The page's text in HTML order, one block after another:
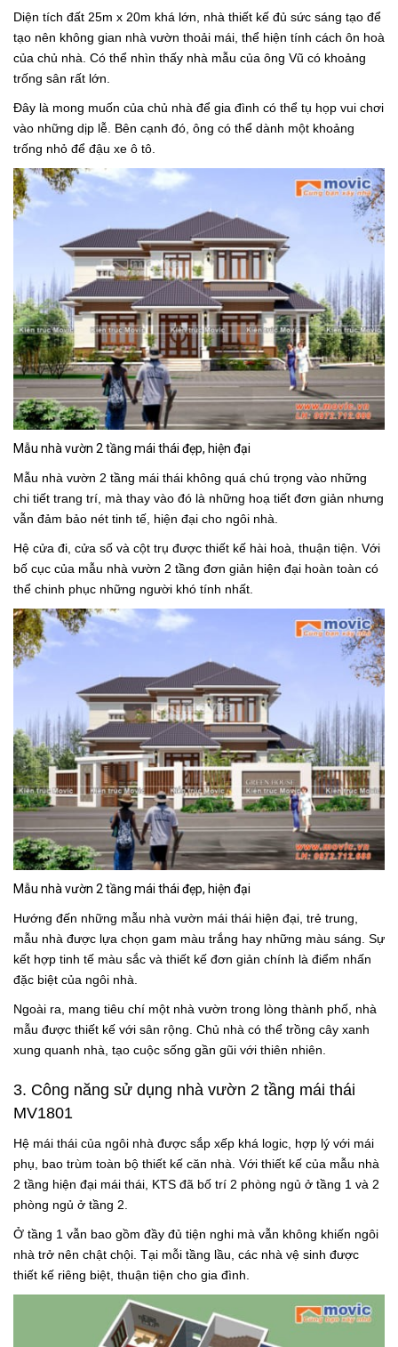
Diện tích đất 25m x 20m khá lớn, nhà thiết kế đủ sức sáng tạo để
tạo nên không gian nhà vườn thoải mái, thể hiện tính cách ôn hoà
của chủ nhà. Có thể nhìn thấy nhà mẫu của ông Vũ có khoảng
trống sân rất lớn.
Đây là mong muốn của chủ nhà để gia đình có thể tụ họp vui chơi
vào những dịp lễ. Bên cạnh đó, ông có thể dành một khoảng
trống nhỏ để đậu xe ô tô.
Mẫu nhà vườn 2 tầng mái thái đẹp, hiện đại
Mẫu nhà vườn 2 tầng mái thái không quá chú trọng vào những
chi tiết trang trí, mà thay vào đó là những hoạ tiết đơn giản nhưng
vẫn đảm bảo nét tinh tế, hiện đại cho ngôi nhà.
Hệ cửa đi, cửa số và cột trụ được thiết kế hài hoà, thuận tiện. Với
bố cục của mẫu nhà vườn 2 tầng đơn giản hiện đại hoàn toàn có
thể chinh phục những người khó tính nhất.
Mẫu nhà vườn 2 tầng mái thái đẹp, hiện đại
Hướng đến những mẫu nhà vườn mái thái hiện đại, trẻ trung,
mẫu nhà được lựa chọn gam màu trắng hay những màu sáng. Sự
kết hợp tinh tế màu sắc và thiết kế đơn giản chính là điểm nhấn
đặc biệt của ngôi nhà.
Ngoài ra, mang tiêu chí một nhà vườn trong lòng thành phố, nhà
mẫu được thiết kế với sân rộng. Chủ nhà có thể trồng cây xanh
xung quanh nhà, tạo cuộc sống gần gũi với thiên nhiên.
3. Công năng sử dụng nhà vườn 2 tầng mái thái
MV1801
Hệ mái thái của ngôi nhà được sắp xếp khá logic, hợp lý với mái
phụ, bao trùm toàn bộ thiết kế căn nhà. Với thiết kế của mẫu nhà
2 tầng hiện đại mái thái, KTS đã bố trí 2 phòng ngủ ở tầng 1 và 2
phòng ngủ ở tầng 2.
Ở tầng 1 vẫn bao gồm đầy đủ tiện nghi mà vẫn không khiến ngôi
nhà trở nên chật chội. Tại mỗi tầng lầu, các nhà vệ sinh được
thiết kế riêng biệt, thuận tiện cho gia đình.